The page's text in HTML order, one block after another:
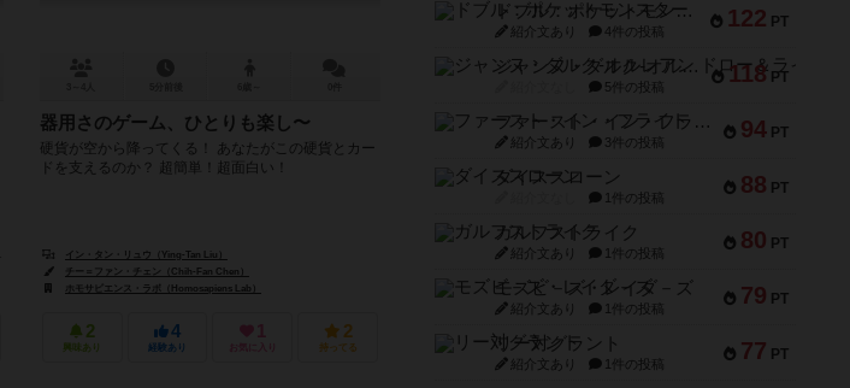
ウェイ＝チェン・ウー（Wei-Cheng Wu）
器用さのゲーム、ひとりも楽し〜
硬貨が空から降ってくる！ あなたがこの硬貨とカー
ドを支えるのか？ 超簡単！超面白い！
イン・タン・リュウ（Ying-Tan Liu）
チー＝ファン・チェン（Chih-Fan Chen）
ホモサピエンス・ラボ（Homosapiens Lab）
2
興味あり
4
経験あり
1
お気に入り
2
持ってる
122 PT
ドブル：ポケットモンスター
紹介文あり 4件の投稿
118 PT
ジャンヌ・ダルク-オルレアン ドロー＆ライト
5件の投稿
94 PT
ファースト・イン・フライト
紹介文あり 3件の投稿
88 PT
ダイススローン
1件の投稿
80 PT
ガルフストライク
紹介文あり 1件の投稿
79 PT
モズビ－ズ・レイダ－ズ
紹介文あり 1件の投稿
77 PT
リー対グラント
紹介文あり 1件の投稿